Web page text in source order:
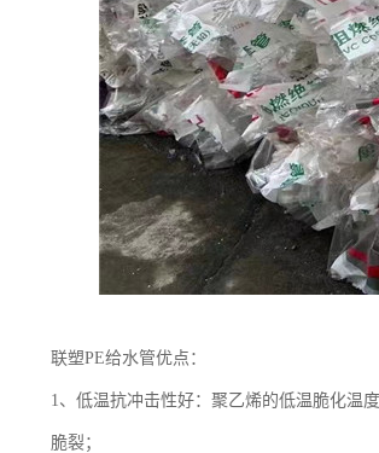
联塑PE给水管优点：
1、低温抗冲击性好：聚乙烯的低温脆化温
脆裂；